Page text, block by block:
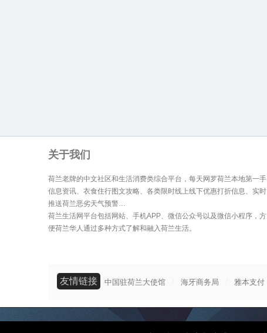
关于我们
荷兰老牌的中文社区和生活消费类综合平台，每天网罗荷兰本地第一手
信息资讯、衣食住行图文攻略、各类限时线上线下优惠打折信息、实时
推送荷兰恶劣天气预警…
荷兰生活网平台包括网站、手机APP、微信公众号以及微信小程序，方
便荷兰华人通过多种方式了解和融入荷兰生活。
友情链接 中国驻荷兰大使馆 海牙商务局 雅本支付